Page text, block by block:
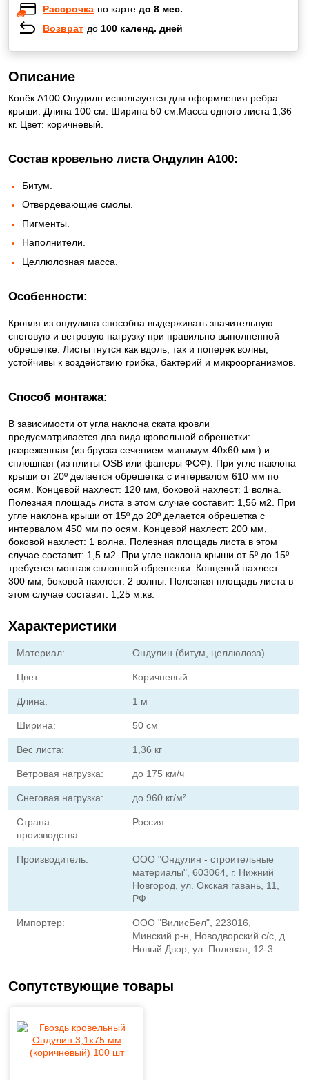
Рассрочка по карте до 8 мес.
Возврат до 100 календ. дней
Описание
Конёк А100 Онудилн используется для оформления ребра
крыши. Длина 100 см. Ширина 50 см.Масса одного листа 1,36
кг. Цвет: коричневый.
Состав кровельно листа Ондулин А100:
Битум.
Отвердевающие смолы.
Пигменты.
Наполнители.
Целлюлозная масса.
Особенности:
Кровля из ондулина способна выдерживать значительную
снеговую и ветровую нагрузку при правильно выполненной
обрешетке. Листы гнутся как вдоль, так и поперек волны,
устойчивы к воздействию грибка, бактерий и микроорганизмов.
Способ монтажа:
В зависимости от угла наклона ската кровли
предусматривается два вида кровельной обрешетки:
разреженная (из бруска сечением минимум 40х60 мм.) и
сплошная (из плиты OSB или фанеры ФСФ). При угле наклона
крыши от 20º делается обрешетка с интервалом 610 мм по
осям. Концевой нахлест: 120 мм, боковой нахлест: 1 волна.
Полезная площадь листа в этом случае составит: 1,56 м2. При
угле наклона крыши от 15º до 20º делается обрешетка с
интервалом 450 мм по осям. Концевой нахлест: 200 мм,
боковой нахлест: 1 волна. Полезная площадь листа в этом
случае составит: 1,5 м2. При угле наклона крыши от 5º до 15º
требуется монтаж сплошной обрешетки. Концевой нахлест:
300 мм, боковой нахлест: 2 волны. Полезная площадь листа в
этом случае составит: 1,25 м.кв.
Характеристики
Материал: Ондулин (битум, целлюлоза)
Цвет: Коричневый
Длина: 1 м
Ширина: 50 см
Вес листа: 1,36 кг
Ветровая нагрузка: до 175 км/ч
Снеговая нагрузка: до 960 кг/м²
Страна
производства:
Россия
Производитель:
ООО "Ондулин - строительные
материалы", 603064, г. Нижний
Новгород, ул. Окская гавань, 11,
РФ
Импортер:
ООО "ВилисБел", 223016,
Минский р-н, Новодворский с/с, д.
Новый Двор, ул. Полевая, 12-3
Сопутствующие товары